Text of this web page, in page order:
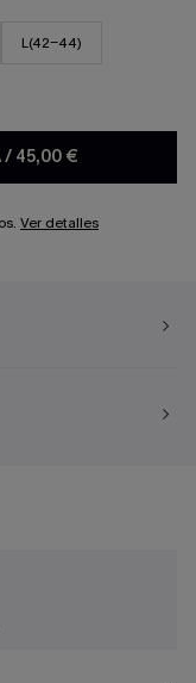
L(42-44)
/ 45,00 €
Ver detalles